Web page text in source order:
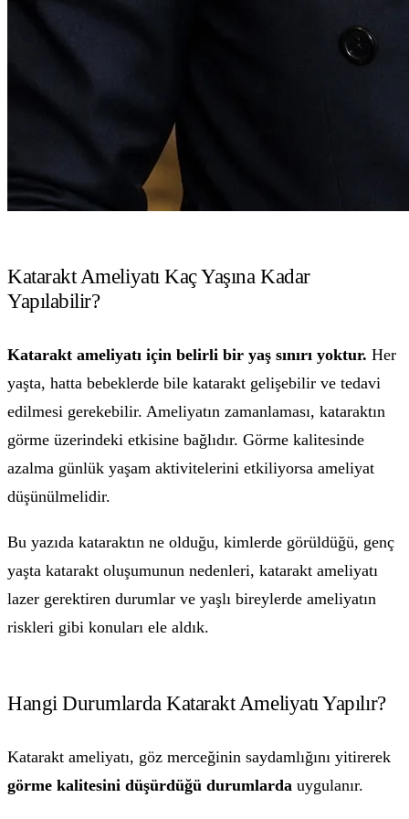
Katarakt Ameliyatı Kaç Yaşına Kadar
Yapılabilir?
Katarakt ameliyatı için belirli bir yaş sınırı yoktur. Her
yaşta, hatta bebeklerde bile katarakt gelişebilir ve tedavi
edilmesi gerekebilir. Ameliyatın zamanlaması, kataraktın
görme üzerindeki etkisine bağlıdır. Görme kalitesinde
azalma günlük yaşam aktivitelerini etkiliyorsa ameliyat
düşünülmelidir.
Bu yazıda kataraktın ne olduğu, kimlerde görüldüğü, genç
yaşta katarakt oluşumunun nedenleri, katarakt ameliyatı
lazer gerektiren durumlar ve yaşlı bireylerde ameliyatın
riskleri gibi konuları ele aldık.
Hangi Durumlarda Katarakt Ameliyatı Yapılır?
Katarakt ameliyatı, göz merceğinin saydamlığını yitirerek
görme kalitesini düşürdüğü durumlarda uygulanır.